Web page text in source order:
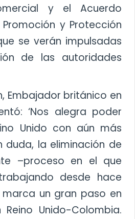
y el Acuerdo
y Protección
se verán impulsadas
de las autoridades
Embajador británico en
‘Nos alegra poder
Unido con aún más
duda, la eliminación de
–proceso en el que
desde hace
un gran paso en
Unido-Colombia.